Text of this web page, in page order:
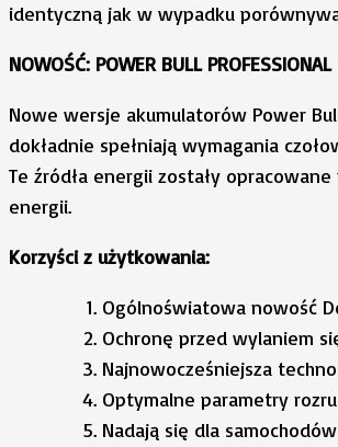
identyczną jak w wypadku
NOWOŚĆ: POWER BULL
Nowe wersje akumulatorów Power
dokładnie spełniają wymagania
Te źródła energii zostały
energii.
Korzyści z użytkowania:
Ogólnoświatowa nowość
Ochronę przed wylaniem
Najnowocześniejsza
Optymalne parametry
Nadają się dla